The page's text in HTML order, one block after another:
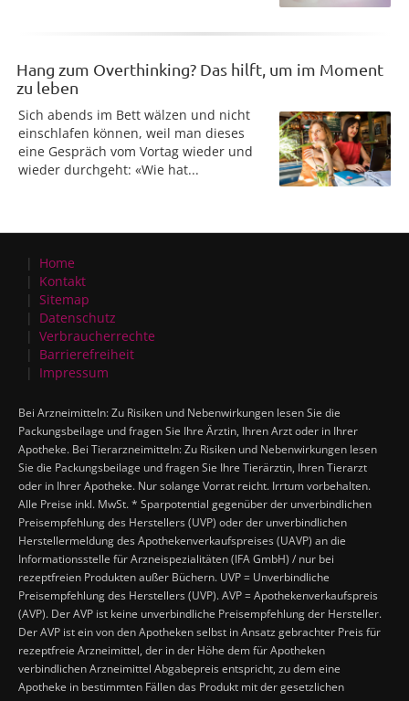
Hang zum Overthinking? Das hilft, um im Moment
zu leben
Sich abends im Bett wälzen und nicht
einschlafen können, weil man dieses
eine Gespräch vom Vortag wieder und
wieder durchgeht: «Wie hat...
Home
Kontakt
Sitemap
Datenschutz
Verbraucherrechte
Barrierefreiheit
Impressum
Bei Arzneimitteln: Zu Risiken und Nebenwirkungen lesen Sie die
Packungsbeilage und fragen Sie Ihre Ärztin, Ihren Arzt oder in Ihrer
Apotheke. Bei Tierarzneimitteln: Zu Risiken und Nebenwirkungen lesen
Sie die Packungsbeilage und fragen Sie Ihre Tierärztin, Ihren Tierarzt
oder in Ihrer Apotheke. Nur solange Vorrat reicht. Irrtum vorbehalten.
Alle Preise inkl. MwSt. * Sparpotential gegenüber der unverbindlichen
Preisempfehlung des Herstellers (UVP) oder der unverbindlichen
Herstellermeldung des Apothekenverkaufspreises (UAVP) an die
Informationsstelle für Arzneispezialitäten (IFA GmbH) / nur bei
rezeptfreien Produkten außer Büchern. UVP = Unverbindliche
Preisempfehlung des Herstellers (UVP). AVP = Apothekenverkaufspreis
(AVP). Der AVP ist keine unverbindliche Preisempfehlung der Hersteller.
Der AVP ist ein von den Apotheken selbst in Ansatz gebrachter Preis für
rezeptfreie Arzneimittel, der in der Höhe dem für Apotheken
verbindlichen Arzneimittel Abgabepreis entspricht, zu dem eine
Apotheke in bestimmten Fällen das Produkt mit der gesetzlichen